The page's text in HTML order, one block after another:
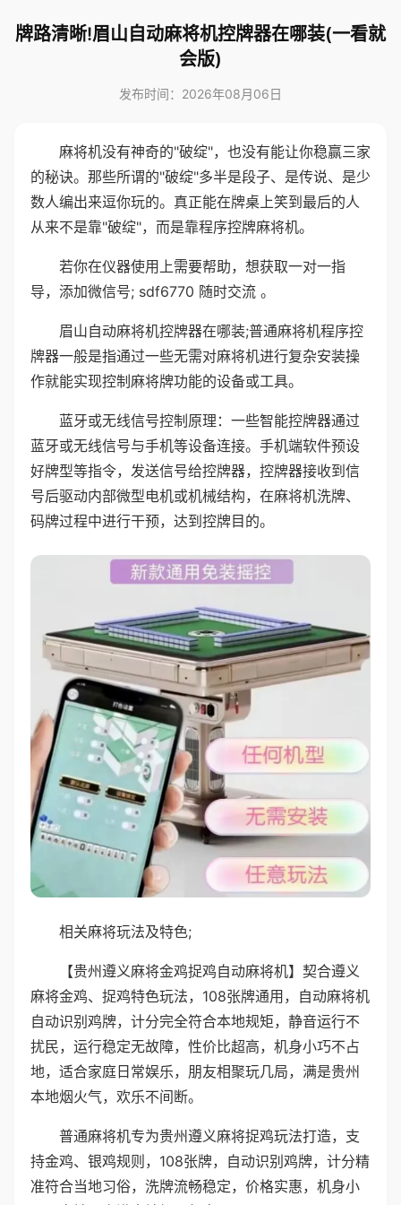
牌路清晰!眉山自动麻将机控牌器在哪装(一看就
会版)
发布时间：2026年08月06日
麻将机没有神奇的"破绽"，也没有能让你稳赢三家
的秘诀。那些所谓的"破绽"多半是段子、是传说、是少
数人编出来逗你玩的。真正能在牌桌上笑到最后的人
从来不是靠"破绽"，而是靠程序控牌麻将机。
若你在仪器使用上需要帮助，想获取一对一指
导，添加微信号; sdf6770 随时交流 。
眉山自动麻将机控牌器在哪装;普通麻将机程序控
牌器一般是指通过一些无需对麻将机进行复杂安装操
作就能实现控制麻将牌功能的设备或工具。
蓝牙或无线信号控制原理：一些智能控牌器通过
蓝牙或无线信号与手机等设备连接。手机端软件预设
好牌型等指令，发送信号给控牌器，控牌器接收到信
号后驱动内部微型电机或机械结构，在麻将机洗牌、
码牌过程中进行干预，达到控牌目的。
相关麻将玩法及特色;
【贵州遵义麻将金鸡捉鸡自动麻将机】契合遵义
麻将金鸡、捉鸡特色玩法，108张牌通用，自动麻将机
自动识别鸡牌，计分完全符合本地规矩，静音运行不
扰民，运行稳定无故障，性价比超高，机身小巧不占
地，适合家庭日常娱乐，朋友相聚玩几局，满是贵州
本地烟火气，欢乐不间断。
普通麻将机专为贵州遵义麻将捉鸡玩法打造，支
持金鸡、银鸡规则，108张牌，自动识别鸡牌，计分精
准符合当地习俗，洗牌流畅稳定，价格实惠，机身小